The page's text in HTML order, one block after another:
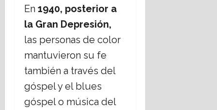
En 1940, posterior a
la Gran Depresión,
las personas de color
mantuvieron su fe
también a través del
góspel y el blues
góspel o música del